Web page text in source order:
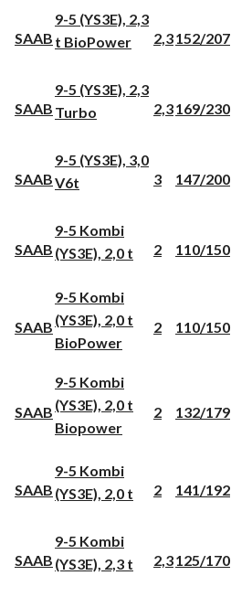
SAAB
9-5 (YS3E), 2,3
t BioPower
2,3152/207
SAAB
9-5 (YS3E), 2,3
Turbo
2,3169/230
SAAB
9-5 (YS3E), 3,0
V6t
3 147/200
SAAB
9-5 Kombi
(YS3E), 2,0 t
2 110/150
SAAB
9-5 Kombi
(YS3E), 2,0 t
BioPower
2 110/150
SAAB
9-5 Kombi
(YS3E), 2,0 t
Biopower
2 132/179
SAAB
9-5 Kombi
(YS3E), 2,0 t
2 141/192
SAAB
9-5 Kombi
(YS3E), 2,3 t
2,3125/170